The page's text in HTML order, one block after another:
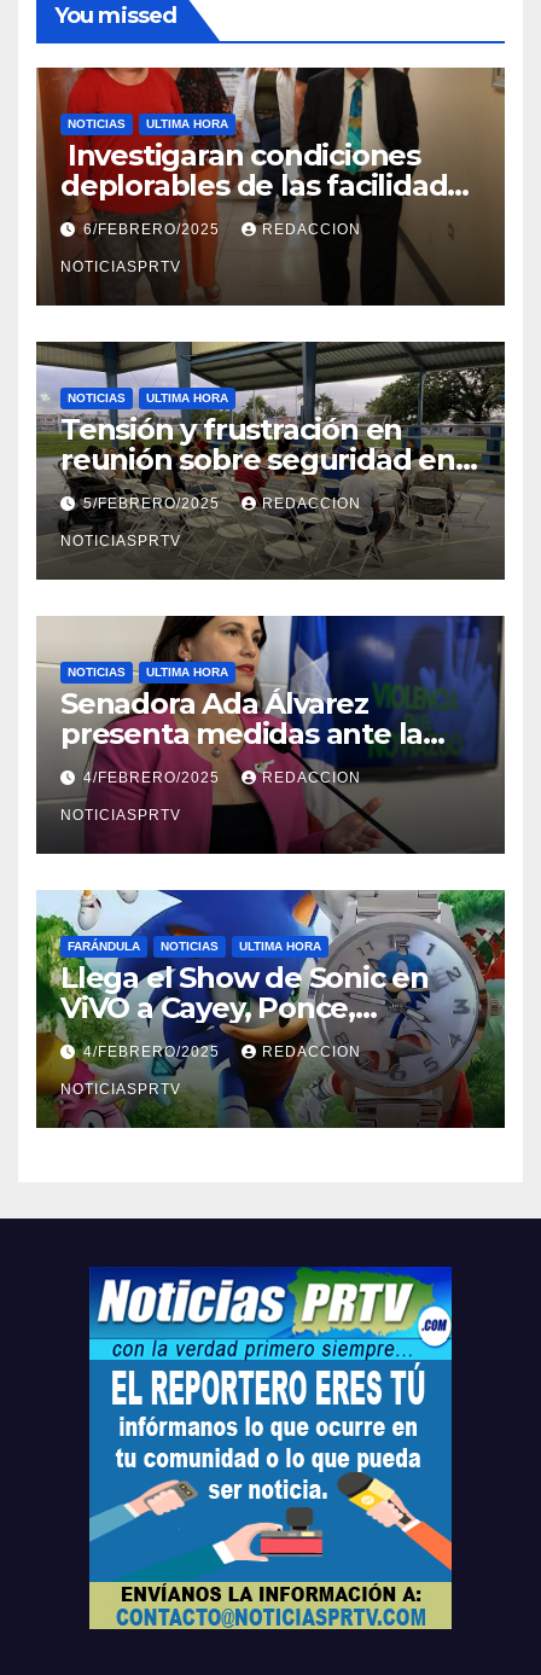
You missed
NOTICIAS ULTIMA HORA
Investigaran condiciones
deplorables de las facilidades
el Departamento de la Salud
en Mayagüez
6/FEBRERO/2025 REDACCION
NOTICIASPRTV
NOTICIAS ULTIMA HORA
Tensión y frustración en
reunión sobre seguridad en
Reparto Metropolitano
5/FEBRERO/2025 REDACCION
NOTICIASPRTV
NOTICIAS ULTIMA HORA
Senadora Ada Álvarez
presenta medidas ante la
violencia en el noviazgo
4/FEBRERO/2025 REDACCION
NOTICIASPRTV
FARÁNDULA NOTICIAS ULTIMA HORA
Llega el Show de Sonic en
ViVO a Cayey, Ponce,
Barceloneta y Humacao,
Relojes gratis para el que
compre ahora….
4/FEBRERO/2025 REDACCION
NOTICIASPRTV